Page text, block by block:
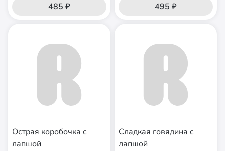
485 ₽ 495 ₽
Острая коробочка с
лапшой
Сладкая говядина с
лапшой